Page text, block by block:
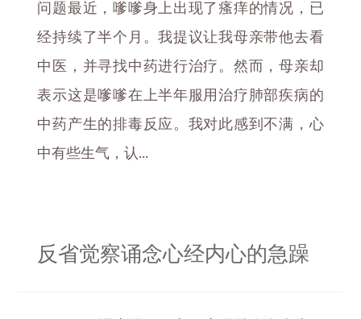
问题最近，嗲嗲身上出现了瘙痒的情况，已
经持续了半个月。我提议让我母亲带他去看
中医，并寻找中药进行治疗。然而，母亲却
表示这是嗲嗲在上半年服用治疗肺部疾病的
中药产生的排毒反应。我对此感到不满，心
中有些生气，认...
反省觉察诵念心经内心的急躁